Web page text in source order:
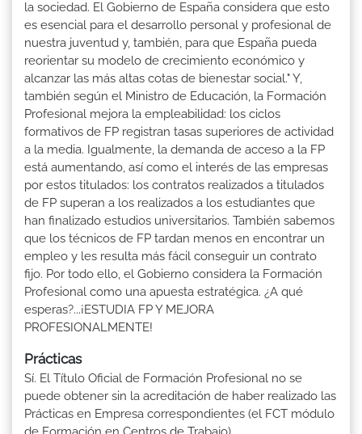
la sociedad. El Gobierno de España considera que esto
es esencial para el desarrollo personal y profesional de
nuestra juventud y, también, para que España pueda
reorientar su modelo de crecimiento económico y
alcanzar las más altas cotas de bienestar social." Y,
también según el Ministro de Educación, la Formación
Profesional mejora la empleabilidad: los ciclos
formativos de FP registran tasas superiores de actividad
a la media. Igualmente, la demanda de acceso a la FP
está aumentando, así como el interés de las empresas
por estos titulados: los contratos realizados a titulados
de FP superan a los realizados a los estudiantes que
han finalizado estudios universitarios. También sabemos
que los técnicos de FP tardan menos en encontrar un
empleo y les resulta más fácil conseguir un contrato
fijo. Por todo ello, el Gobierno considera la Formación
Profesional como una apuesta estratégica. ¿A qué
esperas?...¡ESTUDIA FP Y MEJORA
PROFESIONALMENTE!
Prácticas
Sí. El Título Oficial de Formación Profesional no se
puede obtener sin la acreditación de haber realizado las
Prácticas en Empresa correspondientes (el FCT módulo